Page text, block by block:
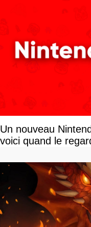
Un nouveau
voici quand le